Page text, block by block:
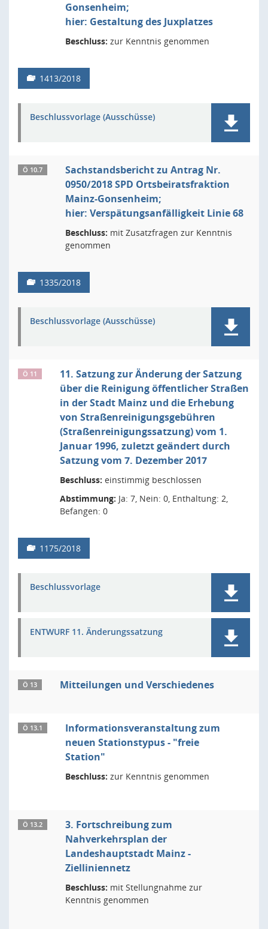
Gonsenheim;
hier: Gestaltung des Juxplatzes
Beschluss: zur Kenntnis genommen
1413/2018
Beschlussvorlage (Ausschüsse)
Ö 10.7
Sachstandsbericht zu Antrag Nr.
0950/2018 SPD Ortsbeiratsfraktion
Mainz-Gonsenheim;
hier: Verspätungsanfälligkeit Linie 68
Beschluss: mit Zusatzfragen zur Kenntnis
genommen
1335/2018
Beschlussvorlage (Ausschüsse)
Ö 11
11. Satzung zur Änderung der Satzung
über die Reinigung öffentlicher Straßen
in der Stadt Mainz und die Erhebung
von Straßenreinigungsgebühren
(Straßenreinigungssatzung) vom 1.
Januar 1996, zuletzt geändert durch
Satzung vom 7. Dezember 2017
Beschluss: einstimmig beschlossen
Abstimmung: Ja: 7, Nein: 0, Enthaltung: 2,
Befangen: 0
1175/2018
Beschlussvorlage
ENTWURF 11. Änderungssatzung
Ö 13 Mitteilungen und Verschiedenes
Ö 13.1
Informationsveranstaltung zum
neuen Stationstypus - "freie
Station"
Beschluss: zur Kenntnis genommen
Ö 13.2
3. Fortschreibung zum
Nahverkehrsplan der
Landeshauptstadt Mainz -
Zielliniennetz
Beschluss: mit Stellungnahme zur
Kenntnis genommen